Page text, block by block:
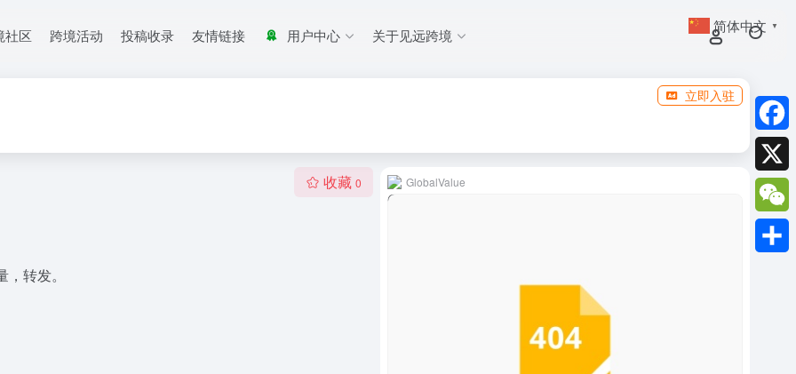
社区 跨境活动 投稿收录 友情链接 用户中心 关于见远跨境
立即入驻
收藏 0
转发。
GlobalValue
X
简体中文 ▼